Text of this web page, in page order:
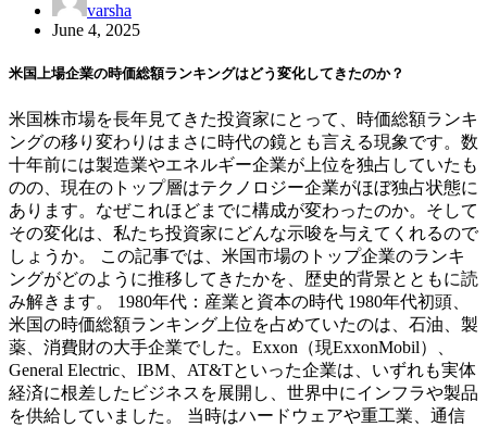
varsha
June 4, 2025
米国上場企業の時価総額ランキングはどう変化してきたのか？
米国株市場を長年見てきた投資家にとって、時価総額ランキ
ングの移り変わりはまさに時代の鏡とも言える現象です。数
十年前には製造業やエネルギー企業が上位を独占していたも
のの、現在のトップ層はテクノロジー企業がほぼ独占状態に
あります。なぜこれほどまでに構成が変わったのか。そして
その変化は、私たち投資家にどんな示唆を与えてくれるので
しょうか。 この記事では、米国市場のトップ企業のランキ
ングがどのように推移してきたかを、歴史的背景とともに読
み解きます。 1980年代：産業と資本の時代 1980年代初頭、
米国の時価総額ランキング上位を占めていたのは、石油、製
薬、消費財の大手企業でした。Exxon（現ExxonMobil）、
General Electric、IBM、AT&Tといった企業は、いずれも実体
経済に根差したビジネスを展開し、世界中にインフラや製品
を供給していました。 当時はハードウェアや重工業、通信